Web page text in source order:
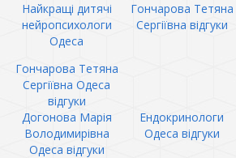
Найкращі дитячі
нейропсихологи
Одеса
Гончарова Тетяна
Сергіївна відгуки
Гончарова Тетяна
Сергіївна Одеса
відгуки
Догонова Марія
Володимирівна
Одеса відгуки
Ендокринологи
Одеса відгуки